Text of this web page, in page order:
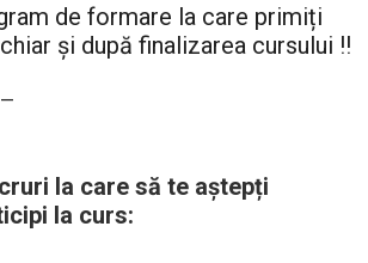
de formare la care primiți
şi după finalizarea cursului !!
la care să te aştepți
la curs: